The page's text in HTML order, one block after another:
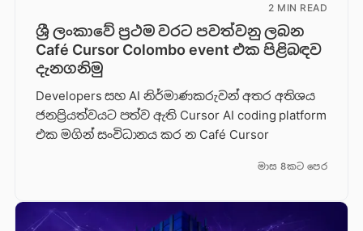
2 MIN READ
ශ්‍රී ලංකාවේ ප්‍රථම වරට පවත්වනු ලබන
Café Cursor Colombo event එක පිළිබඳව
දැනගනිමු
Developers සහ AI නිර්මාණකරුවන් අතර අතිශය
ජනප්‍රියත්වයට පත්ව ඇති Cursor AI coding platform
එක මගින් සංවිධානය කර න Café Cursor
මාස 8කට පෙර